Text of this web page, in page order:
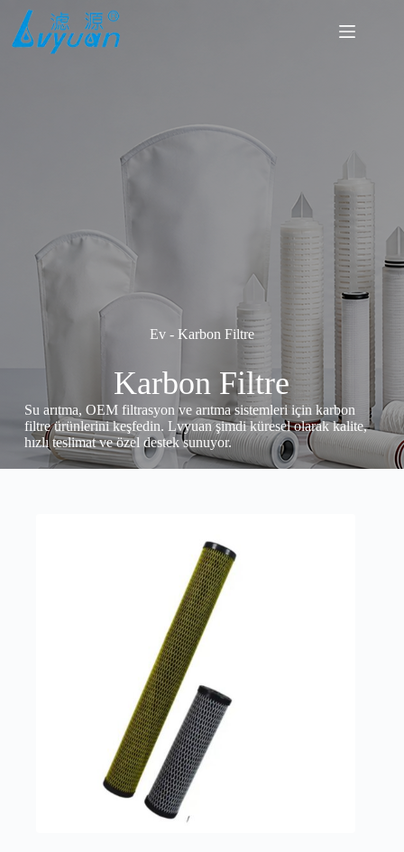
İçeriğe
Ev- Karbon Filtre
Karbon Filtre
Su arıtma, OEM filtrasyon ve arıtma sistemleri için karbon
filtre ürünlerini keşfedin. Lvyuan şimdi küresel olarak kalite,
hızlı teslimat ve özel destek sunuyor.